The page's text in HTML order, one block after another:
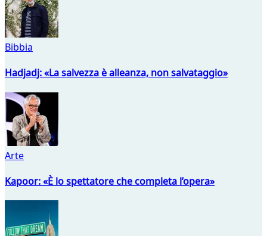
Bibbia
Hadjadj: «La salvezza è alleanza, non salvataggio»
Arte
Kapoor: «È lo spettatore che completa l’opera»